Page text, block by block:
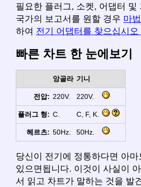
필요한 플러그, 소켓, 어댑터 및
국가의 보고서를 원할 경우 마
하여 전기 어댑터를 찾으십시오
빠른 차트 한 눈에보기
앙골라 기니
전압: 220V. 220V.
플러그 형: C. C, F, K.
헤르츠: 50Hz. 50Hz.
당신이 전기에 정통하다면 아
있으면됩니다. 이것이 사실이
서 읽고 차트가 말하는 것을 발